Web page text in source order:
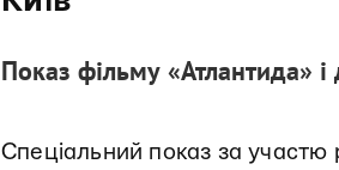
Показ фільму «Атлантида»
Спеціальний показ за участю